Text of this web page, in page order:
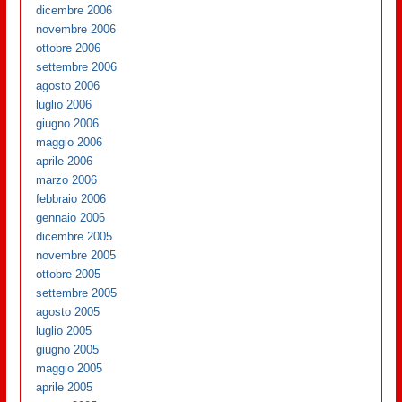
dicembre 2006
novembre 2006
ottobre 2006
settembre 2006
agosto 2006
luglio 2006
giugno 2006
maggio 2006
aprile 2006
marzo 2006
febbraio 2006
gennaio 2006
dicembre 2005
novembre 2005
ottobre 2005
settembre 2005
agosto 2005
luglio 2005
giugno 2005
maggio 2005
aprile 2005